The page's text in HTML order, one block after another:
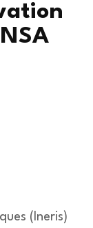
( Ineris)